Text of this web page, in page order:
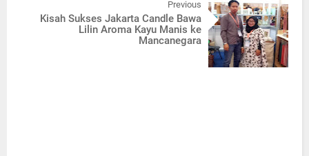
Previous
Kisah Sukses Jakarta Candle Bawa
Lilin Aroma Kayu Manis ke
Mancanegara